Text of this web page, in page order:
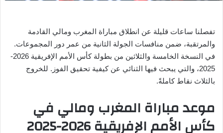
ا
تفصلنا ساعات قليلة عن انطلاق مباراة المغرب ومالي القادمة
والمرتقبة، ضمن منافسات الجولة الثانية من عمر دور المجموعات.
في النسخة الخامسة والثلاثين من بطولة كأس الأمم الإفريقية 2026-
2025، والتي يبحث فيها الثنائي عن كيفية تحقيق الفوز. للخروج
بالثلاث نقاط كاملةً.
موعد مباراة المغرب ومالي في
كأس الأمم الإفريقية 2026-2025